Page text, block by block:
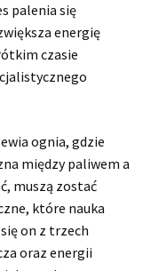
palenia się
energię
czasie
ognia, gdzie
między paliwem a
muszą zostać
które nauka
on z trzech
oraz energii